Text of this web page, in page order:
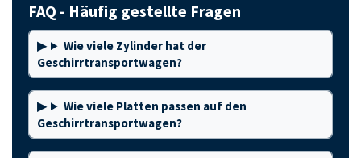
FAQ - Häufig gestellte Fragen
Wie viele Zylinder hat der
Geschirrtransportwagen?
Wie viele Platten passen auf den
Geschirrtransportwagen?